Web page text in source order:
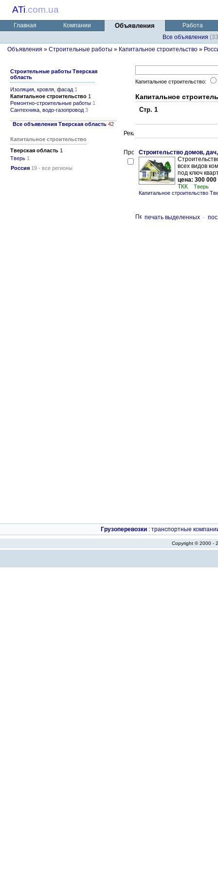
ATi.com.ua
Главная Компании Объявления
Работа
Все объявления
Объявления » Строительные работы » Капитальное строительство »
Строительные работы Тверская
область
Изоляция, кровля, фасад 1
Капитальное строительство 1
Ремонтно-строительные работы 1
Сантехника, водо-газопровод 3
Все объявления Тверская область 42
Капитальное строительство
Тверская область 1
Тверь 1
Россия 19 - все регионы
Капитальное строительство:
Капитальное
Стр. 1
Строительство домов,
всех видов
под ключ
цена: 300 000
ТКК
Тверь
Капитальное строительство
печать выделенных -
Грузоперевозки : транспортные
Copyright © 2000 -